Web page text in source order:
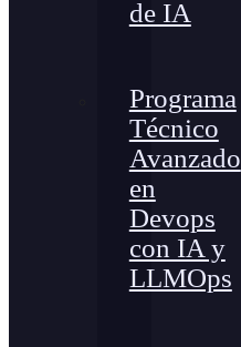
de IA
Programa
Técnico
Avanzado
en
Devops
con IA y
LLMOps